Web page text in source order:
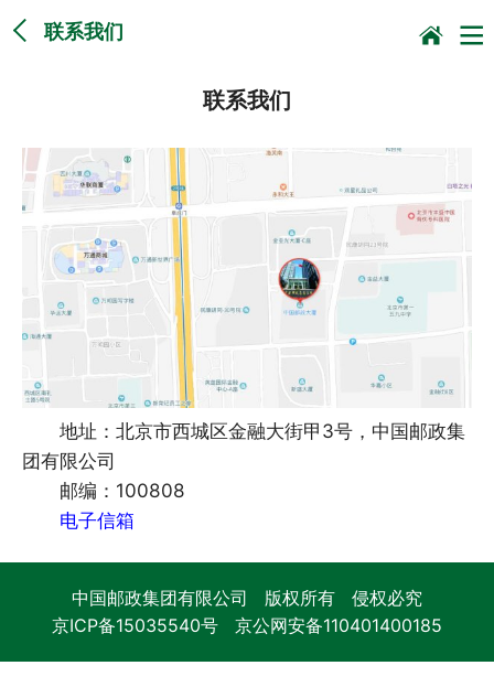
联系我们
联系我们
地址：北京市西城区金融大街甲3号，中国邮政集
团有限公司
邮编：100808
电子信箱
中国邮政集团有限公司 版权所有 侵权必究
京ICP备15035540号 京公网安备110401400185